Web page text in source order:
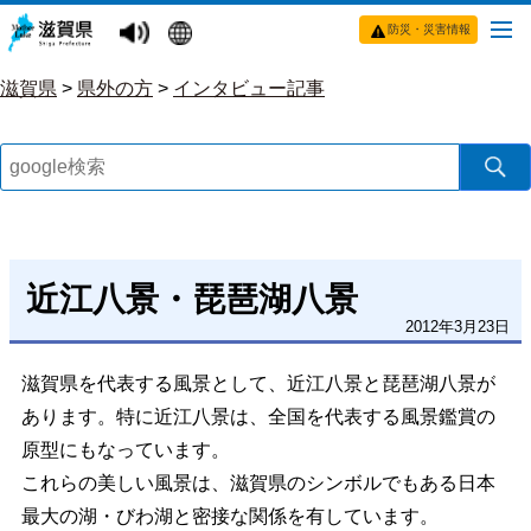
防災・災害情報
滋賀県 > 県外の方 > インタビュー記事
近江八景・琵琶湖八景
2012年3月23日
滋賀県を代表する風景として、近江八景と琵琶湖八景が
あります。特に近江八景は、全国を代表する風景鑑賞の
原型にもなっています。
これらの美しい風景は、滋賀県のシンボルでもある日本
最大の湖・びわ湖と密接な関係を有しています。